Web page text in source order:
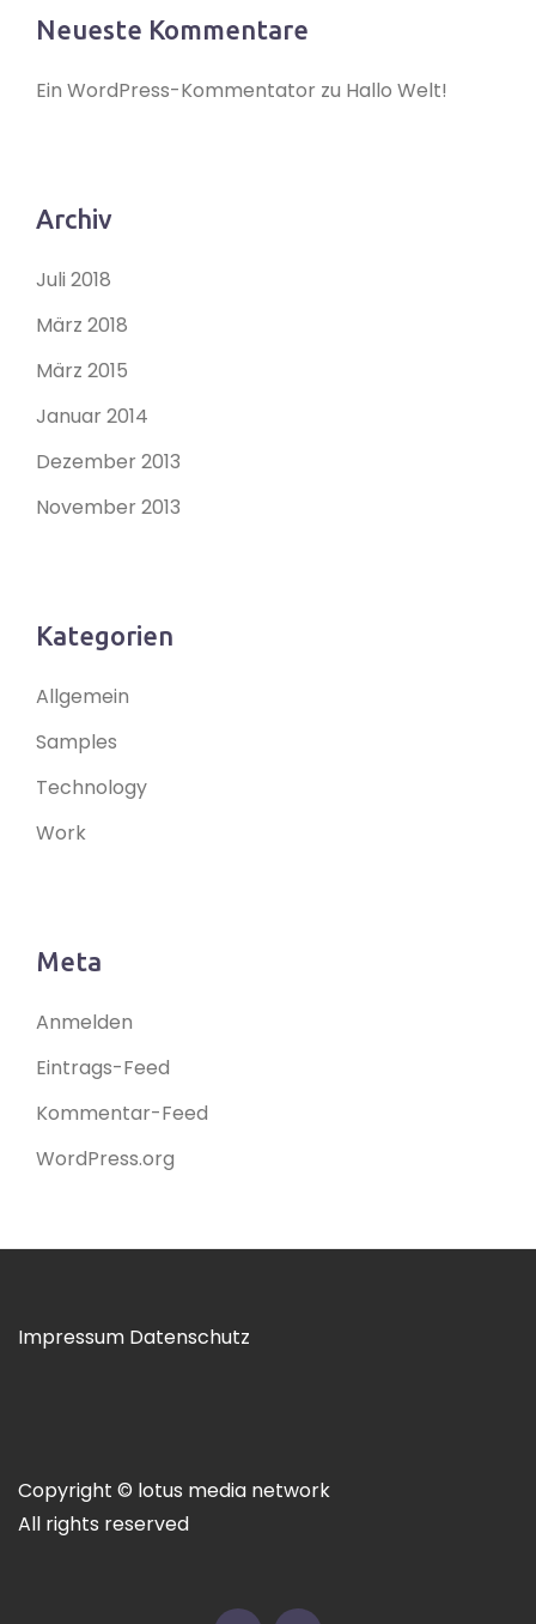
Neueste Kommentare
Ein WordPress-Kommentator zu Hallo Welt!
Archiv
Juli 2018
März 2018
März 2015
Januar 2014
Dezember 2013
November 2013
Kategorien
Allgemein
Samples
Technology
Work
Meta
Anmelden
Eintrags-Feed
Kommentar-Feed
WordPress.org
Impressum Datenschutz
Copyright © lotus media network
All rights reserved